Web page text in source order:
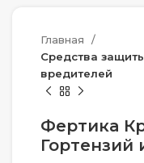
Главная
Средства
вредителей
Фертика
Гортензий